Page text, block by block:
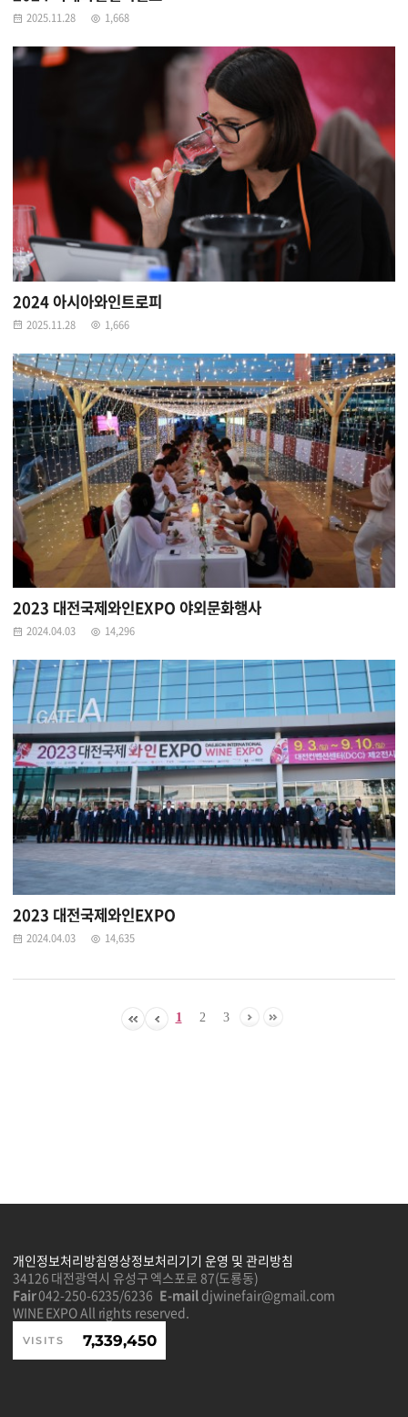
2025.11.28 1,668
2024 아시아와인트로피
2025.11.28 1,666
2023 대전국제와인EXPO 야외문화행사
2024.04.03 14,296
2023 대전국제와인EXPO
2024.04.03 14,635
1 2 3
개인정보처리방침영상정보처리기기 운영 및 관리방침
34126 대전광역시 유성구 엑스포로 87(도룡동)
Fair042-250-6235/6236 E-maildjwinefair@gmail.com
WINE EXPO All rights reserved.
VISITS 7,339,450